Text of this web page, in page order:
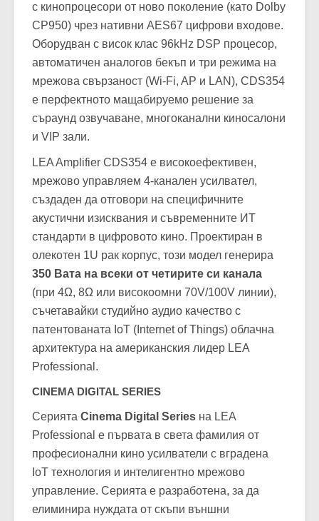
с кинопроцесори от ново поколение (като Dolby
CP950) чрез нативни AES67 цифрови входове.
Оборудван с висок клас 96kHz DSP процесор,
автоматичен аналогов бекъп и три режима на
мрежова свързаност (Wi-Fi, AP и LAN), CDS354
е перфектното мащабируемо решение за
съраунд озвучаване, многоканални киносалони
и VIP зали.
LEA Amplifier CDS354 е високоефективен,
мрежово управляем 4-канален усилвател,
създаден да отговори на специфичните
акустични изисквания и съвременните ИТ
стандарти в цифровото кино. Проектиран в
олекотен 1U рак корпус, този модел генерира
350 Вата на всеки от четирите си канала
(при 4Ω, 8Ω или високоомни 70V/100V линии),
съчетавайки студийно аудио качество с
патентованата IoT (Internet of Things) облачна
архитектура на американския лидер LEA
Professional.
CINEMA DIGITAL SERIES
Серията Cinema Digital Series на LEA
Professional е първата в света фамилия от
професионални кино усилватели с вградена
IoT технология и интелигентно мрежово
управление. Серията е разработена, за да
елиминира нуждата от скъпи външни